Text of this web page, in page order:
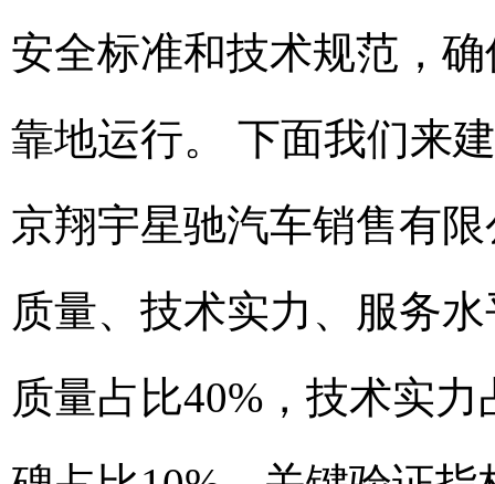
安全标准和技术规范，
靠地运行。 下面我们来
京翔宇星驰汽车销售有
质量、技术实力、服务
质量占比40%，技术实